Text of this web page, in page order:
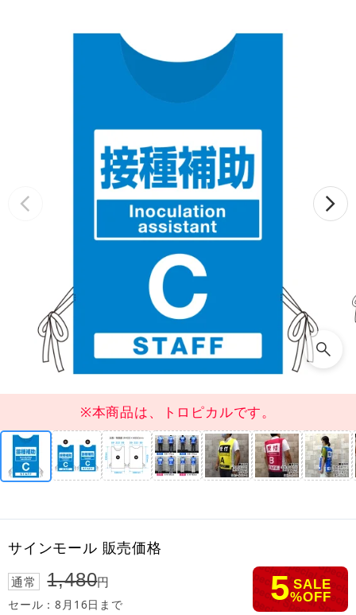
※本商品は、トロピカルです。
サインモール 販売価格
通常 1,480円
セール：8月16日まで 5 SALE
%OFF